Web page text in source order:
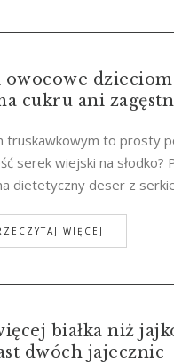
cukru ani
truskawkowym to prosty
serek wiejski na słodko?
dietetyczny deser z
WIĘCEJ
białka niż
dwóch jajecznic